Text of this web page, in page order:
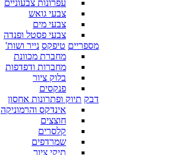
עפרונות צבעוניים
צבעי גואש
צבעי מים
צבעי פסטל ופנדה
מספריים טיפקס נייר ושות'
מחברת מכוונת
מחברות ודפדפות
בלוק ציור
פנקסים
דבק תיוק ופתרונות אחסון
אינדקס והרמוניקה
חוצצים
קלסרים
שמרדפים
תיקי ציור